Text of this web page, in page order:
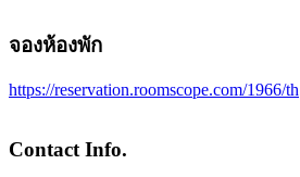
จองห้องพัก
https://reservation.roomscope.com/1966/th
Contact Info.